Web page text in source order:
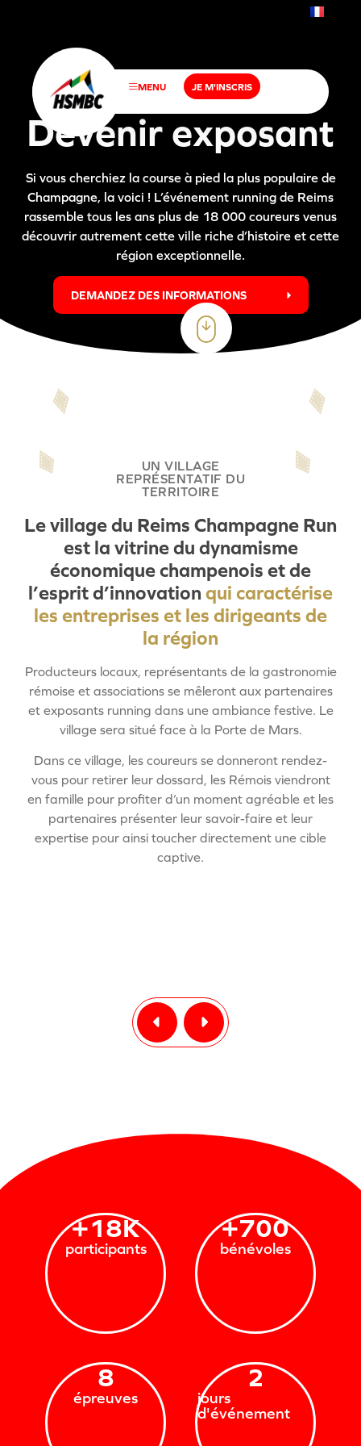
MENU JE M'INSCRIS
Devenir exposant
Si vous cherchiez la course à pied la plus populaire de
Champagne, la voici ! L’événement running de Reims
rassemble tous les ans plus de 18 000 coureurs venus
découvrir autrement cette ville riche d’histoire et cette
région exceptionnelle.
DEMANDEZ DES INFORMATIONS
UN VILLAGE
REPRÉSENTATIF DU
TERRITOIRE
Levillagedu Reims Champagne Run
est la vitrine du dynamisme
économiquechampenois etde
l’espritd’innovation qui caractérise
les entreprises et les dirigeants de
la région
Producteurs locaux, représentants de la gastronomie
rémoise et associations se mêleront aux partenaires
et exposants running dans une ambiance festive. Le
village sera situé face à la Porte de Mars.
Dans ce village, les coureurs se donneront rendez-
vous pour retirer leur dossard, les Rémois viendront
en famille pour profiter d’un moment agréable et les
partenaires présenter leur savoir-faire et leur
expertise pour ainsi toucher directement une cible
captive.
participants
+18K
bénévoles
+700
épreuves
8
jours
d'événement
2